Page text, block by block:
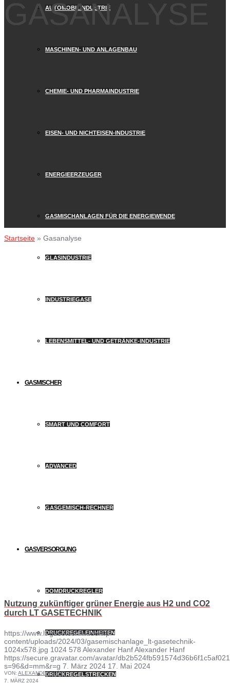
AUTOMOBILINDUSTRIE
MASCHINEN- UND ANLAGENBAU
CHEMIE- UND PHARMAINDUSTRIE
EISEN- UND NICHTEISEN-INDUSTRIE
ENERGIEERZEUGER
GASMISCHANLAGEN FÜR DIE ENERGIEWENDE
GLASINDUSTRIE
INDUSTRIEGASE
LEBENSMITTEL- UND GETRÄNKE-INDUSTRIE
GASMISCHER
SMART UND COMFORT
ADVANCED
GASGEMISCH-RECHNER
GASVERSORGUNG
DOMDRUCKREGLER
DRUCKREGELEINHEITEN
DRUCKREGELSTRECKEN
GASANALYSE
Startseite » Gasanalyse
Nutzung zukünftiger grüner Energie aus H2 und CO2
durch LT GASETECHNIK
https://www.lt-gasetechnik.de/wp-
content/uploads/2024/03/gasemischanlage_lt-gasetechnik-
1024x578.jpg 1024 578 Alexander HanfAlexander Hanf
https://secure.gravatar.com/avatar/
s=96&d=mm&r=g 7. März 2024 17. Mai 2024
VON: ALEXANDER HANF
7. MÄRZ 2024